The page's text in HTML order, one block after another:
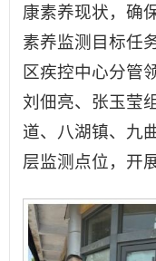
康素养现状，确
素养监测目标任
区疾控中心分管
刘佃亮、张玉莹
道、八湖镇、九
层监测点位，开